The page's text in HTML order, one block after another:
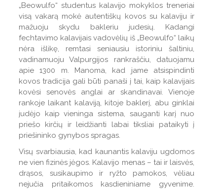
„Beowulfo“ studentus kalavijo mokyklos treneriai
visą vakarą mokė autentiškų kovos su kalaviju ir
mažuoju skydu bakleriu judesių. Kadangi
fechtavimo kalavijais vadovėlių iš „Beowulfo“ laikų
nėra išlikę, remtasi seniausiu istoriniu šaltiniu,
vadinamuoju Valpurgijos rankraščiu, datuojamu
apie 1300 m. Manoma, kad jame atsispindinti
kovos tradicija gali būti panaši į tai, kaip kalavijais
kovėsi senovės anglai ar skandinavai. Vienoje
rankoje laikant kalaviją, kitoje baklerį, abu ginklai
judėjo kaip vieninga sistema, sauganti karį nuo
priešo kirčių ir leidžianti labai tiksliai pataikyti į
priešininko gynybos spragas.
Visų svarbiausia, kad kaunantis kalaviju ugdomos
ne vien fizinės jėgos. Kalavijo menas – tai ir laisvės,
drąsos, susikaupimo ir ryžto pamokos, vėliau
nejučia pritaikomos kasdieniniame gyvenime.